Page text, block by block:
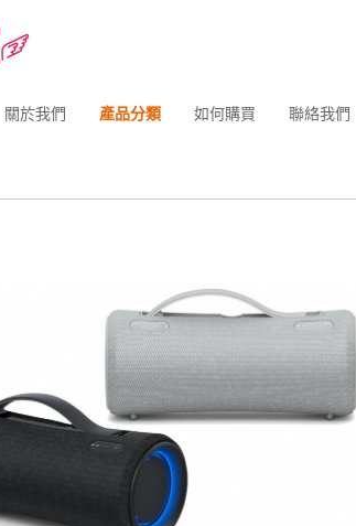
關於我們 產品分類 如何購買 聯絡我們